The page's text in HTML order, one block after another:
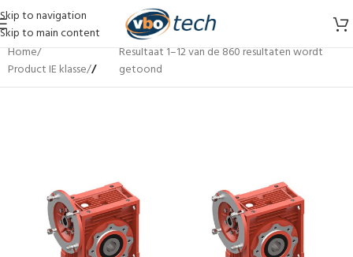
Skip to navigation
Skip to main content
Home/
Product IE klasse//
Resultaat 1–12 van de 860 resultaten wordt
getoond